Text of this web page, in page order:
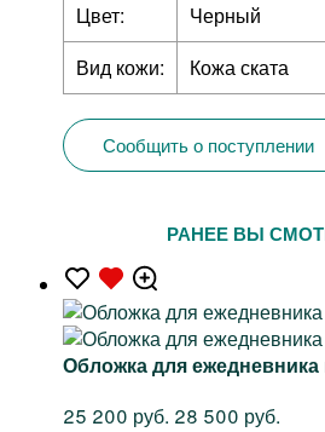
Цвет:
Черный
Вид кожи:
Кожа ската
Сообщить о поступлении
РАНЕЕ ВЫ
Обложка для ежедневника
25 200 руб. 28 500 руб.